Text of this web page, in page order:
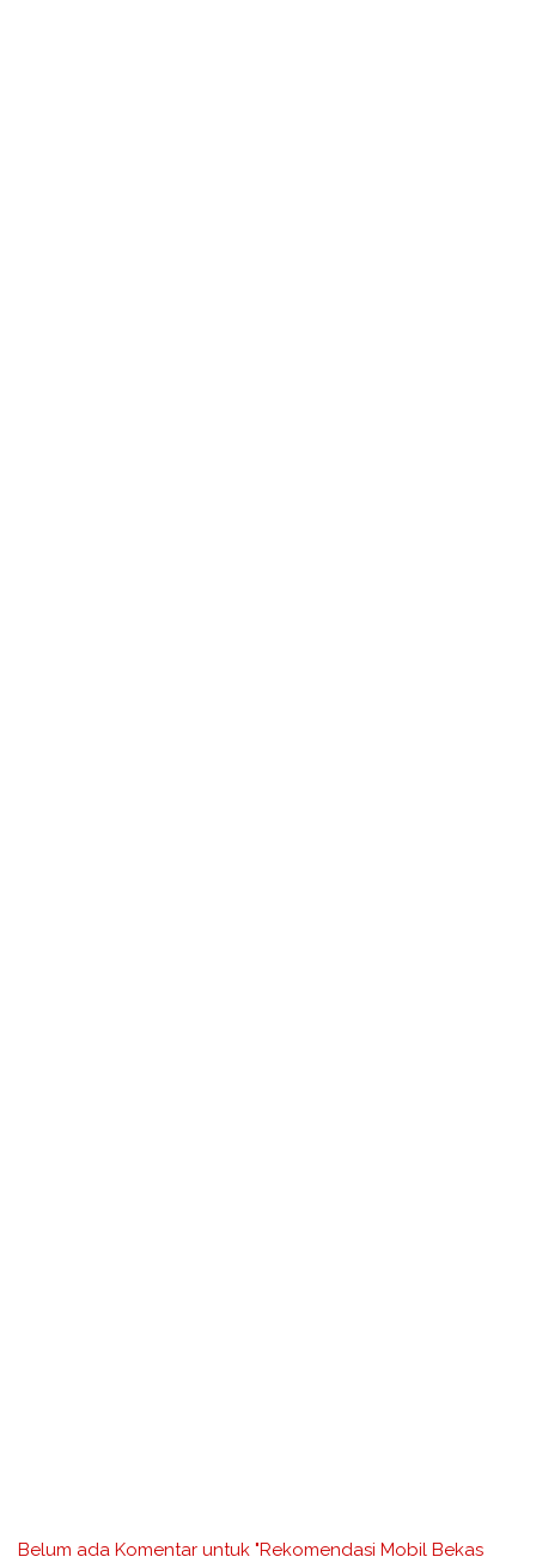
Belum ada Komentar untuk "Rekomendasi Mobil Bekas